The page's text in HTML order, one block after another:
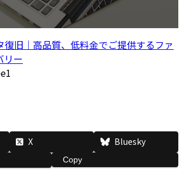
復旧｜高品質、低料金でご提供するファ
リー
X
Bluesky
Copy